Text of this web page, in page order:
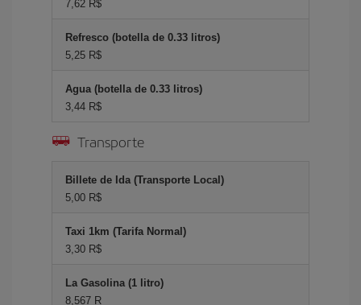
7,62 R$
Refresco (botella de 0.33 litros)
5,25 R$
Agua (botella de 0.33 litros)
3,44 R$
Transporte
Billete de Ida (Transporte Local)
5,00 R$
Taxi 1km (Tarifa Normal)
3,30 R$
La Gasolina (1 litro)
8,567 R